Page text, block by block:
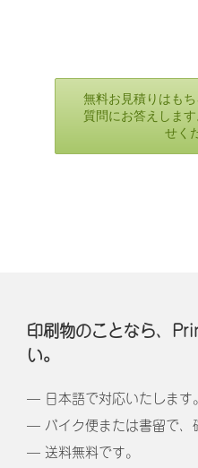
無料お見積りはも
質問にお答えしま
せく
印刷物のことなら、
い。
— 日本語で対応いたします。
— バイク便または書留で、
— 送料無料です。